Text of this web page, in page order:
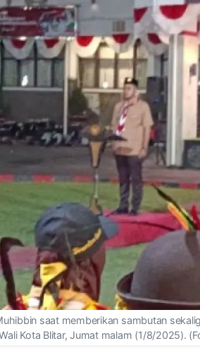
saat memberikan sambutan
Kota Blitar, Jumat malam (1/8/2025).